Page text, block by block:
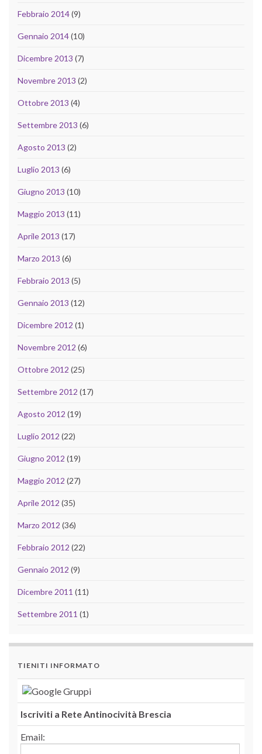
Febbraio 2014(9)
Gennaio 2014(10)
Dicembre 2013 (7)
Novembre 2013 (2)
Ottobre 2013 (4)
Settembre 2013 (6)
Agosto 2013 (2)
Luglio 2013 (6)
Giugno 2013 (10)
Maggio 2013 (11)
Aprile 2013 (17)
Marzo 2013 (6)
Febbraio 2013 (5)
Gennaio 2013 (12)
Dicembre 2012 (1)
Novembre 2012 (6)
Ottobre 2012 (25)
Settembre 2012 (17)
Agosto 2012 (19)
Luglio 2012 (22)
Giugno 2012 (19)
Maggio 2012 (27)
Aprile 2012 (35)
Marzo 2012 (36)
Febbraio 2012 (22)
Gennaio 2012 (9)
Dicembre 2011 (11)
Settembre 2011 (1)
TIENITI INFORMATO
Iscriviti a Rete Antinocività Brescia
Email: